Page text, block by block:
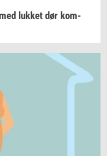
luk­ket dør kom­